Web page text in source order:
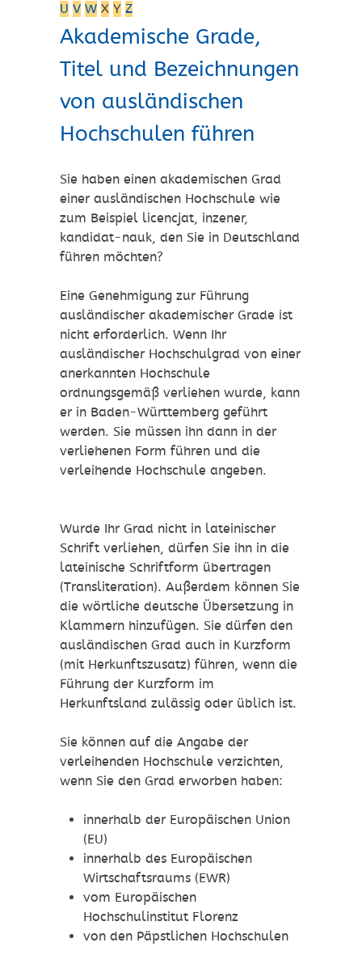
U V W X Y Z
Akademische Grade,
Titel und Bezeichnungen
von ausländischen
Hochschulen führen
Sie haben einen akademischen Grad
einer ausländischen Hochschule wie
zum Beispiel licencjat, inzener,
kandidat-nauk, den Sie in Deutschland
führen möchten?
Eine Genehmigung zur Führung
ausländischer akademischer Grade ist
nicht erforderlich. Wenn Ihr
ausländischer Hochschulgrad von einer
anerkannten Hochschule
ordnungsgemäß verliehen wurde, kann
er in Baden-Württemberg geführt
werden. Sie müssen ihn dann in der
verliehenen Form führen und die
verleihende Hochschule angeben.
Wurde Ihr Grad nicht in lateinischer
Schrift verliehen, dürfen Sie ihn in die
lateinische Schriftform übertragen
(Transliteration). Außerdem können Sie
die wörtliche deutsche Übersetzung in
Klammern hinzufügen. Sie dürfen den
ausländischen Grad auch in Kurzform
(mit Herkunftszusatz) führen, wenn die
Führung der Kurzform im
Herkunftsland zulässig oder üblich ist.
Sie können auf die Angabe der
verleihenden Hochschule verzichten,
wenn Sie den Grad erworben haben:
innerhalb der Europäischen Union
(EU)
innerhalb des Europäischen
Wirtschaftsraums (EWR)
vom Europäischen
Hochschulinstitut Florenz
von den Päpstlichen Hochschulen